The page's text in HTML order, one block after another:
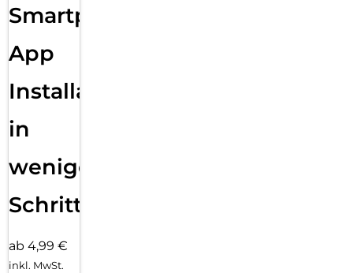
Smartphone
App
Installation
in
wenigen
Schritten
ab 4,99 €
inkl. MwSt.